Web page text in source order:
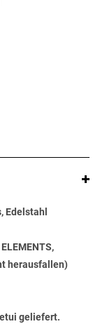
Edelstahl
herausfallen)
geliefert.